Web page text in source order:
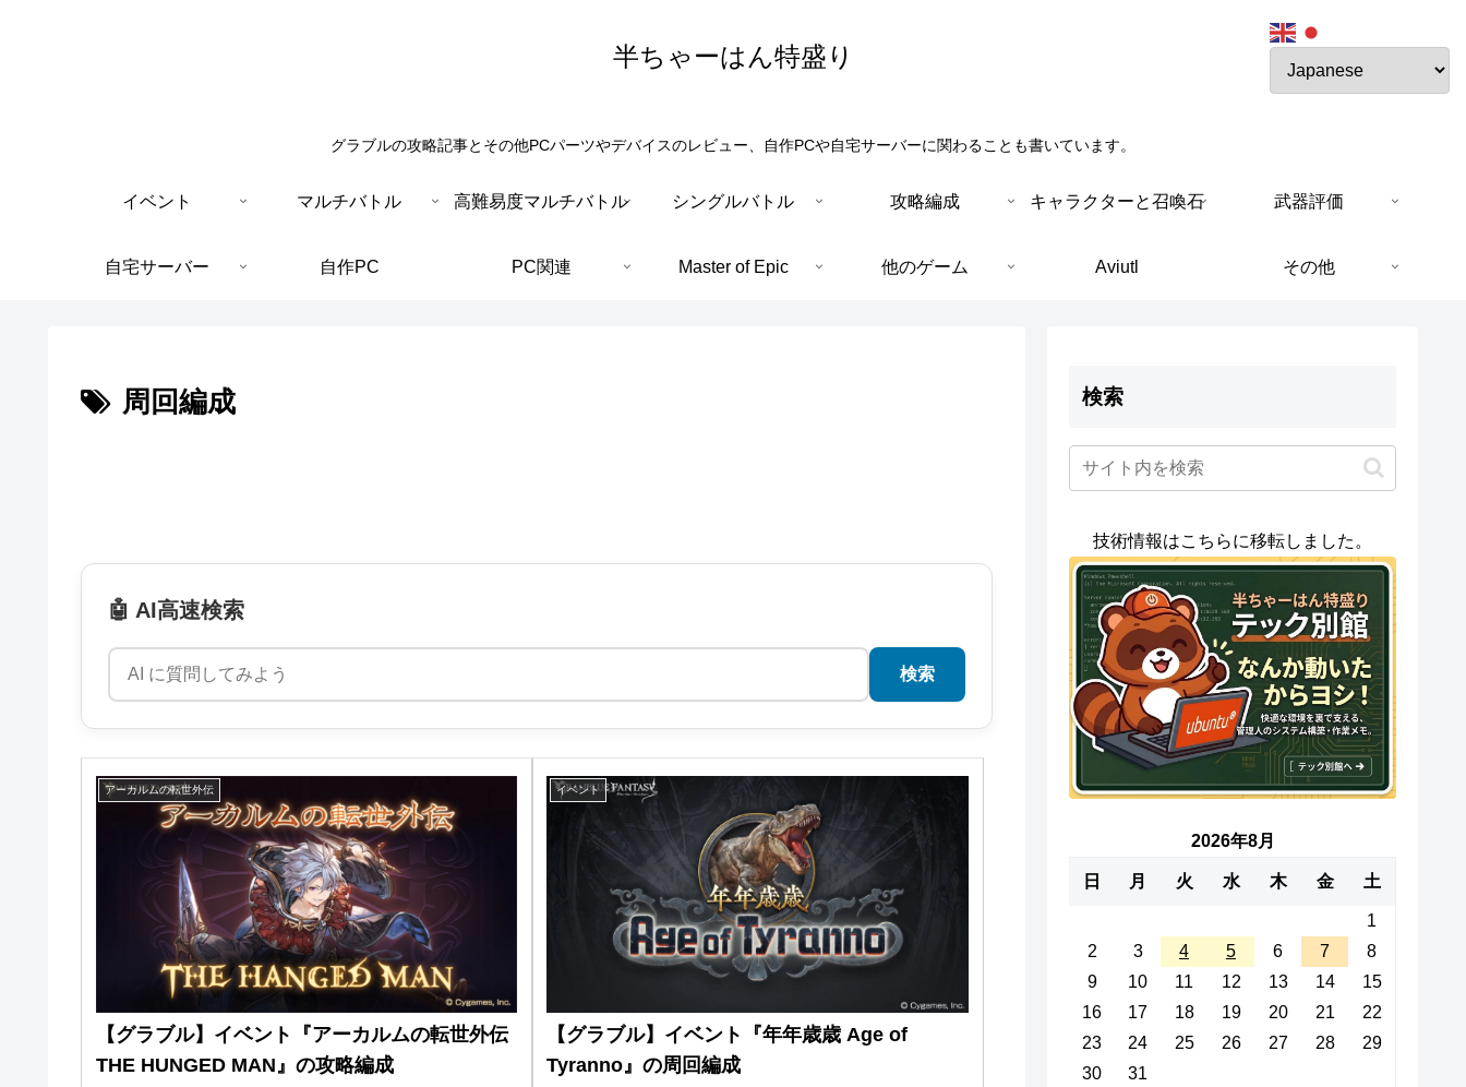
半ちゃーはん特盛り
グラブルの攻略記事とその他PCパーツやデバイスのレビュー、自作PCや自宅サーバーに関わることも書いています。
イベント マルチバトル 高難易度マルチバトル シングルバトル 攻略編成 キャラクターと召喚石 武器評価
自宅サーバー 自作PC PC関連 Master of Epic 他のゲーム Aviutl その他
周回編成
🤖 AI高速検索
検索
アーカルムの転世外伝
【グラブル】イベント『アーカルムの転世外伝
THE HUNGED MAN』の攻略編成
イベント
【グラブル】イベント『年年歳歳 Age of
Tyranno』の周回編成
検索
技術情報はこちらに移転しました。
2026年8月
日 月 火 水 木 金 土
1
2
3 4 5 6 7
8
9
10 11 12 13 14
15
16
17 18 19 20 21
22
23
24 25 26 27 28
29
30
31